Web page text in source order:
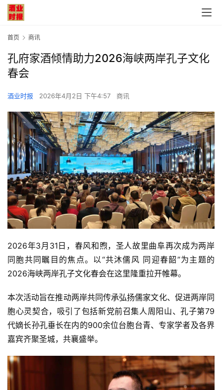
首页 商讯
孔府家酒倾情助力2026海峡两岸孔子文化
春会
酒业时报 2026年4月2日 下午4:57 商讯
2026年3月31日，春风和煦，圣人故里曲阜再次成为两岸
同胞共同瞩目的焦点。以“共沐儒风 同迎春韶”为主题的
2026海峡两岸孔子文化春会在这里隆重拉开帷幕。
本次活动旨在推动两岸共同传承弘扬儒家文化、促进两岸同
胞心灵契合，吸引了包括新党前召集人周阳山、孔子第79
代嫡长孙孔垂长在内的900余位台胞台青、专家学者及各界
嘉宾齐聚圣城，共襄盛举。